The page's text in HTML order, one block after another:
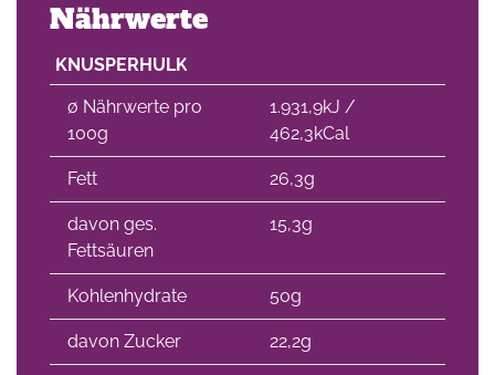
Nährwerte
KNUSPERHULK
∅ Nährwerte pro
100g
1.931,9kJ /
462,3kCal
Fett 26,3g
davon ges.
Fettsäuren
15,3g
Kohlenhydrate 50g
davon Zucker 22,2g